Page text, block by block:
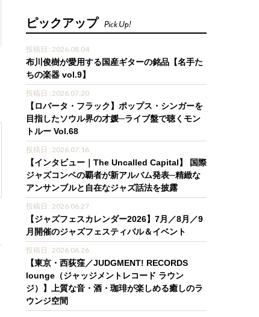
ピックアップ Pick Up!
投稿日 : 2026.08.04
布川俊樹が愛用する国産ギターの銘品【名手た
ちの楽器 vol.9】
投稿日 : 2026.07.20
【ロバータ・フラック】ポップス・シンガーを
目指したソウル界の才媛─ライブ盤で聴くモン
トルー Vol.68
投稿日 : 2026.07.16
【インタビュー｜The Uncalled Capital】 国際
ジャズコンペの覇者が新アルバム発表─精緻な
アンサンブルと自在なジャズ話法を披露
投稿日 : 2026.06.27
【ジャズフェスカレンダー2026】7月／8月／9
月開催のジャズフェスティバル＆イベント
投稿日 : 2026.06.26
【東京・西荻窪／JUDGMENT! RECORDS
lounge（ジャッジメントレコード ラウン
ジ）】上質な音・酒・珈琲が楽しめる癒しのラ
ウンジ空間